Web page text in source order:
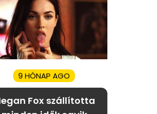
9 HÓNAP AGO
Fox szállította